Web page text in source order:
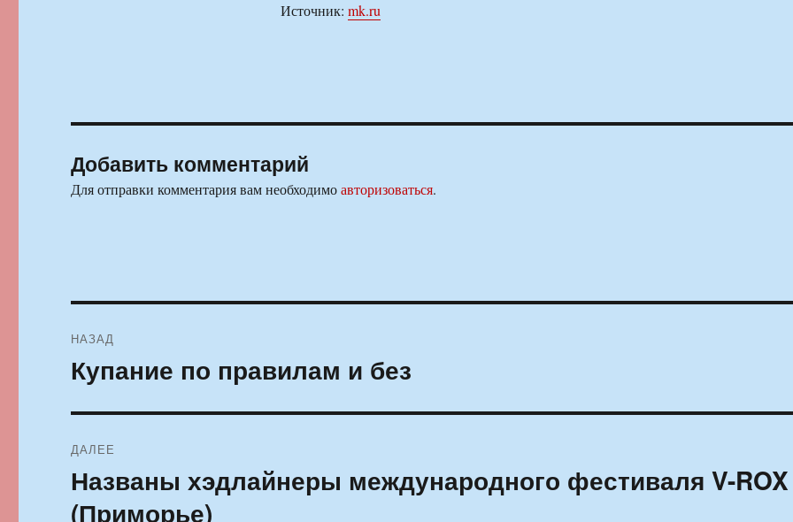
Источник: mk.ru
Добавить комментарий
Для отправки комментария вам необходимоавторизоваться.
по
НАЗАД
Предыдущая
запись:
Купание по правилам и без
ДАЛЕЕ
Следующая
запись:
Названы хэдлайнеры международного фестиваля V-ROX
(Приморье)